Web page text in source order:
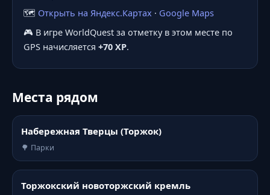
🗺️ Открыть на Яндекс.Картах · Google Maps
🎮 В игре WorldQuest за отметку в этом месте по
GPS начисляется +70 XP.
Места рядом
Набережная Тверцы (Торжок)
🌳 Парки
Торжокский новоторжский кремль